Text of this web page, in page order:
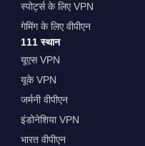
स्पोर्ट्स के लिए VPN
गेमिंग के लिए वीपीएन
111 स्थान
यूएस VPN
यूके VPN
जर्मनी वीपीएन
इंडोनेशिया VPN
भारत वीपीएन